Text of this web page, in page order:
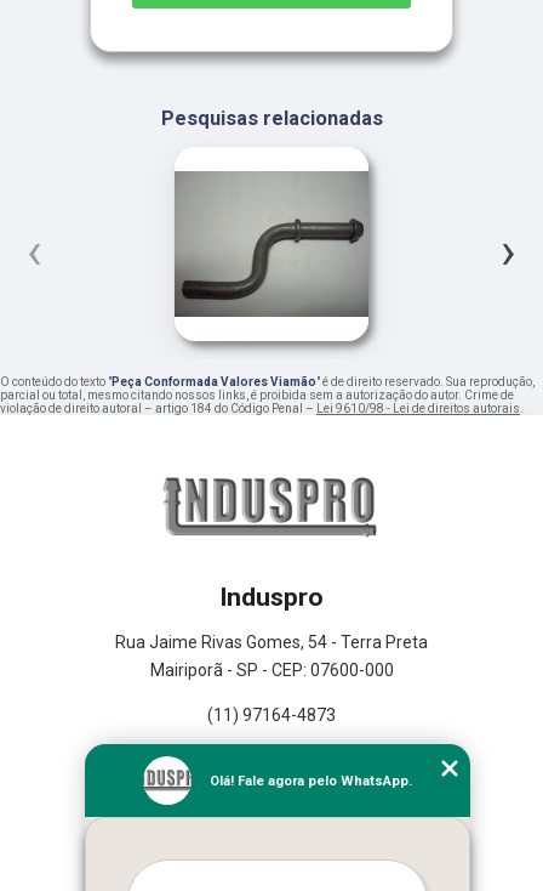
Pesquisas relacionadas
‹ ›
O conteúdo do texto "Peça Conformada Valores Viamão" é de direito reservado. Sua reprodução,
parcial ou total, mesmo citando nossos links, é proibida sem a autorização do autor. Crime de
violação de direito autoral – artigo 184 do Código Penal – Lei 9610/98 - Lei de direitos autorais.
Induspro
Rua Jaime Rivas Gomes, 54 - Terra Preta
Mairiporã - SP - CEP: 07600-000
(11) 97164-4873
Empresa
Missão
Olá! Fale agora pelo WhatsApp.